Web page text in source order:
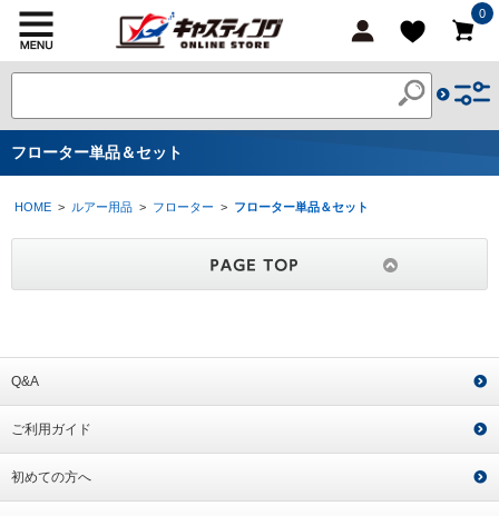
0
フローター単品＆セット
HOME > ルアー用品 > フローター > フローター単品＆セット
Q&A
ご利用ガイド
初めての方へ